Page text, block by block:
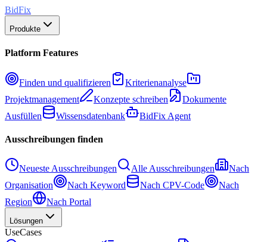
BidFix
Produkte
Platform Features
Finden und qualifizieren
Kriterienanalyse
Projektmanagement
Konzepte schreiben
Dokumente
Ausfüllen
Wissensdatenbank BidFix Agent
Ausschreibungen finden
Neueste Ausschreibungen Alle Ausschreibungen
Nach
Organisation
Nach Keyword Nach CPV-Code
Nach
Region
Nach Portal
Lösungen
UseCases